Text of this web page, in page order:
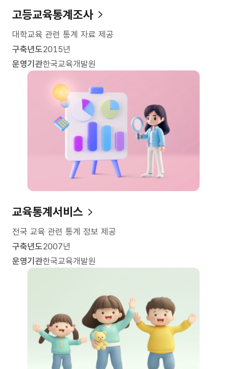
고등교육통계조사
대학교육 관련 통계 자료 제공
구축년도2015년
운영기관한국교육개발원
교육통계서비스
전국 교육 관련 통계 정보 제공
구축년도2007년
운영기관한국교육개발원